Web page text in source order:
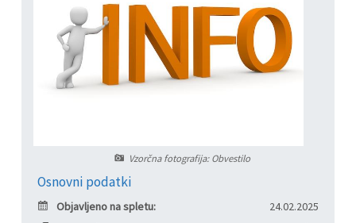
Vzorčna fotografija: Obvestilo
Osnovni podatki
Objavljeno na spletu:
24.02.2025
Informacije javnega značaja
Vizitka občine
Javni razpisi, natečaji, namere...
Projekti in investicije
Lokalne volitve